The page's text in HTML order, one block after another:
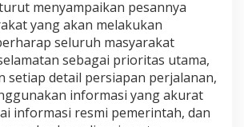
menyampaikan pesannya
yang akan melakukan
seluruh masyarakat
sebagai prioritas utama,
setiap detail persiapan perjalanan,
informasi yang akurat
informasi resmi pemerintah, dan